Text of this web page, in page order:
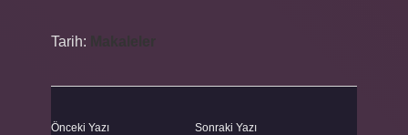
Tarih:
Önceki Yazı Sonraki Yazı